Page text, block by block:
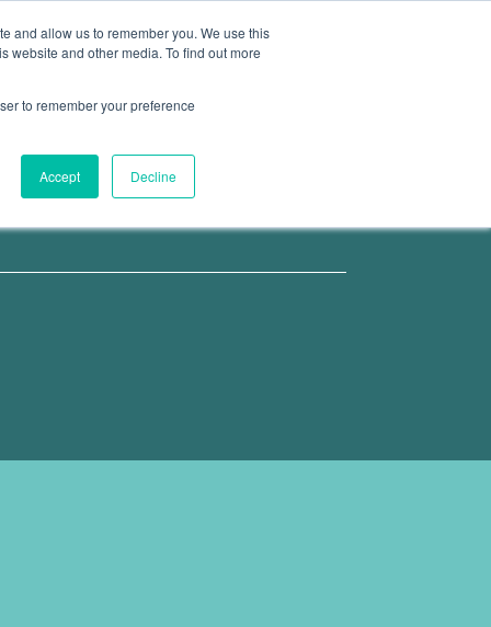
and allow us to remember you. We use this
website and other media. To find out more
to remember your preference
Accept Decline